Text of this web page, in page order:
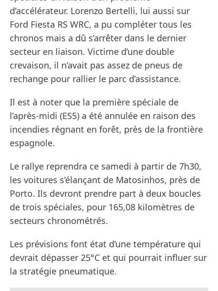
d’accélérateur. Lorenzo Bertelli, lui aussi sur
Ford Fiesta RS WRC, a pu compléter tous les
chronos mais a dû s’arrêter dans le dernier
secteur en liaison. Victime d’une double
crevaison, il n’avait pas assez de pneus de
rechange pour rallier le parc d’assistance.
Il est à noter que la première spéciale de
l’après-midi (ES5) a été annulée en raison des
incendies régnant en forêt, près de la frontière
espagnole.
Le rallye reprendra ce samedi à partir de 7h30,
les voitures s’élançant de Matosinhos, près de
Porto. Ils devront prendre part à deux boucles
de trois spéciales, pour 165,08 kilomètres de
secteurs chronométrés.
Les prévisions font état d’une température qui
devrait dépasser 25°C et qui pourrait influer sur
la stratégie pneumatique.